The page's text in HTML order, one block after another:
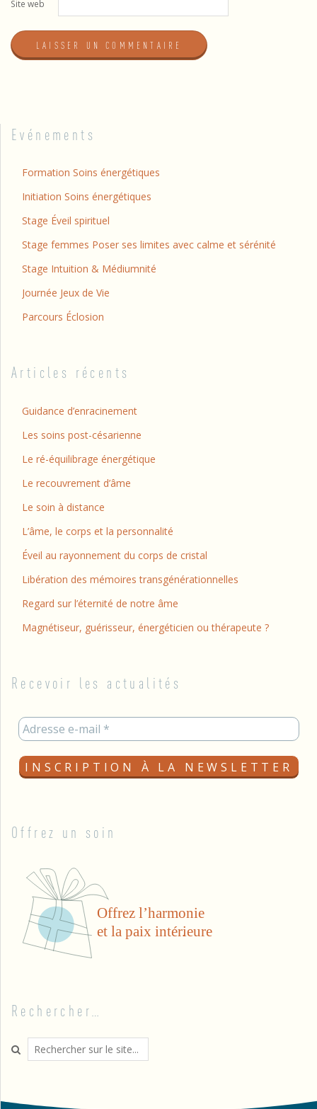
Site web
Evénements
Formation Soins énergétiques
Initiation Soins énergétiques
Stage Éveil spirituel
Stage femmes Poser ses limites avec calme et sérénité
Stage Intuition & Médiumnité
Journée Jeux de Vie
Parcours Éclosion
Articles récents
Guidance d’enracinement
Les soins post-césarienne
Le ré-équilibrage énergétique
Le recouvrement d’âme
Le soin à distance
L’âme, le corps et la personnalité
Éveil au rayonnement du corps de cristal
Libération des mémoires transgénérationnelles
Regard sur l’éternité de notre âme
Magnétiseur, guérisseur, énergéticien ou thérapeute ?
Recevoir les actualités
Offrez un soin
Rechercher…
Search